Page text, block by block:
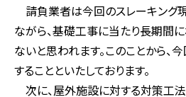
請負業者は今回のスレーキング
ながら、基礎工事に当たり長期間
ないと思われます。このことから
することといたしております。
次に、屋外施設に対する対策工